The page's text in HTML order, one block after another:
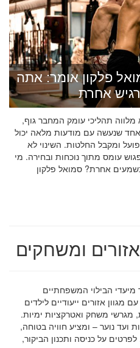
פלקון אומר: אתה
אחרת
תהליכי עומק המחבר גוף,
אחד שנעשה עם מודעות מלאה יכול
ומקבל החלטות. השינוי לא
עומס מתוך נוכחות ובחירה. מי
ומשחקים
הבילוי המשפחתיים
אזורים ייעודיים לילדים
מגרשי משחק ואטרקציות ימיות.
ועד נוער – ומציע חוויה בטוחה,
על כניסה ותכנון הביקור,